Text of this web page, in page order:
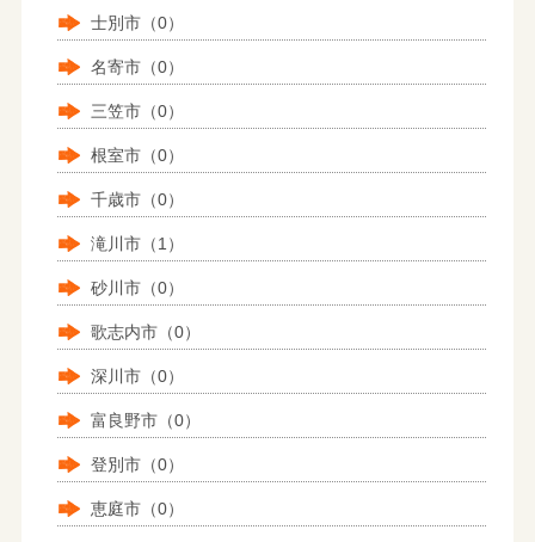
士別市（0）
名寄市（0）
三笠市（0）
根室市（0）
千歳市（0）
滝川市（1）
砂川市（0）
歌志内市（0）
深川市（0）
富良野市（0）
登別市（0）
恵庭市（0）